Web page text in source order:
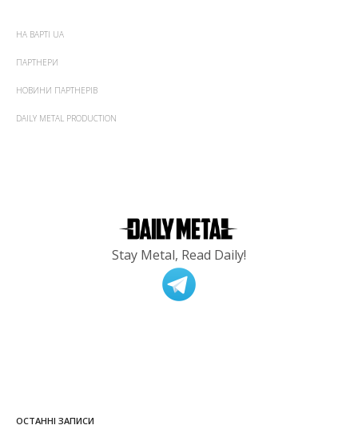
НА ВАРТІ UA
ПАРТНЕРИ
НОВИНИ ПАРТНЕРІВ
DAILY METAL PRODUCTION
Stay Metal, Read Daily!
ОСТАННІ ЗАПИСИ